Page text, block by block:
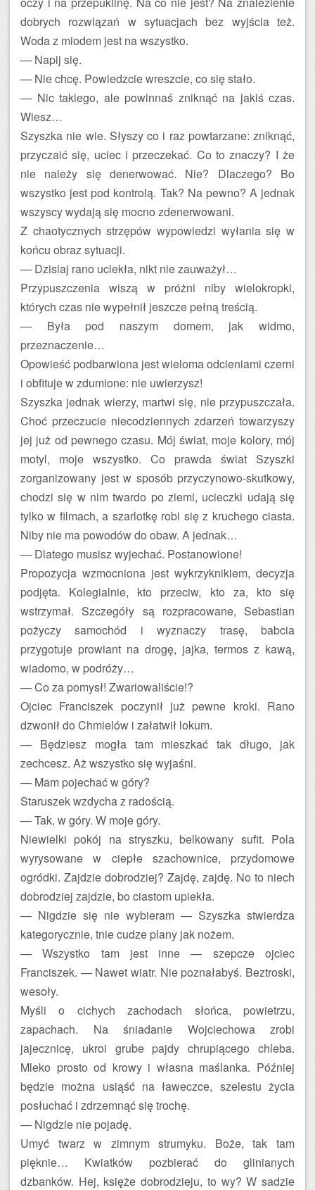
dobrych rozwiązań w sytuacjach bez wyjścia też.
Woda z miodem jest na wszystko.
— Napij się.
— Nie chcę. Powiedzcie wreszcie, co się stało.
— Nic takiego, ale powinnaś zniknąć na jakiś czas.
Wiesz…
Szyszka nie wie. Słyszy co i raz powtarzane: zniknąć,
przyczaić się, uciec i przeczekać. Co to znaczy? I że
nie należy się denerwować. Nie? Dlaczego? Bo
wszystko jest pod kontrolą. Tak? Na pewno? A jednak
wszyscy wydają się mocno zdenerwowani.
Z chaotycznych strzępów wypowiedzi wyłania się w
końcu obraz sytuacji.
— Dzisiaj rano uciekła, nikt nie zauważył…
Przypuszczenia wiszą w próżni niby wielokropki,
których czas nie wypełnił jeszcze pełną treścią.
— Była pod naszym domem, jak widmo,
przeznaczenie…
Opowieść podbarwiona jest wieloma odcieniami czerni
i obfituje w zdumione: nie uwierzysz!
Szyszka jednak wierzy, martwi się, nie przypuszczała.
Choć przeczucie niecodziennych zdarzeń towarzyszy
jej już od pewnego czasu. Mój świat, moje kolory, mój
motyl, moje wszystko. Co prawda świat Szyszki
zorganizowany jest w sposób przyczynowo-skutkowy,
chodzi się w nim twardo po ziemi, ucieczki udają się
tylko w filmach, a szarlotkę robi się z kruchego ciasta.
Niby nie ma powodów do obaw. A jednak…
— Dlatego musisz wyjechać. Postanowione!
Propozycja wzmocniona jest wykrzyknikiem, decyzja
podjęta. Kolegialnie, kto przeciw, kto za, kto się
wstrzymał. Szczegóły są rozpracowane, Sebastian
pożyczy samochód i wyznaczy trasę, babcia
przygotuje prowiant na drogę, jajka, termos z kawą,
wiadomo, w podróży…
— Co za pomysł! Zwariowaliście!?
Ojciec Franciszek poczynił już pewne kroki. Rano
dzwonił do Chmielów i załatwił lokum.
— Będziesz mogła tam mieszkać tak długo, jak
zechcesz. Aż wszystko się wyjaśni.
— Mam pojechać w góry?
Staruszek wzdycha z radością.
— Tak, w góry. W moje góry.
Niewielki pokój na stryszku, belkowany sufit. Pola
wyrysowane w ciepłe szachownice, przydomowe
ogródki. Zajdzie dobrodziej? Zajdę, zajdę. No to niech
dobrodziej zajdzie, bo ciastom upiekła.
— Nigdzie się nie wybieram — Szyszka stwierdza
kategorycznie, tnie cudze plany jak nożem.
— Wszystko tam jest inne — szepcze ojciec
Franciszek. — Nawet wiatr. Nie poznałabyś. Beztroski,
wesoły.
Myśli o cichych zachodach słońca, powietrzu,
zapachach. Na śniadanie Wojciechowa zrobi
jajecznicę, ukroi grube pajdy chrupiącego chleba.
Mleko prosto od krowy i własna maślanka. Później
będzie można usiąść na ławeczce, szelestu życia
posłuchać i zdrzemnąć się trochę.
— Nigdzie nie pojadę.
Umyć twarz w zimnym strumyku. Boże, tak tam
pięknie… Kwiatków pozbierać do glinianych
dzbanków. Hej, księże dobrodzieju, to wy? W sadzie